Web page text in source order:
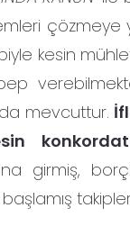
çözmeye
kesin
mevcuttur.
girmiş,
başlamış